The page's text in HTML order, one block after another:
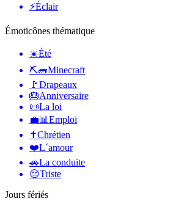
⚡Éclair
Émoticônes thématique
☀️Été
⛏🧱Minecraft
🚩Drapeaux
🎂Anniversaire
📜La loi
💼📊 Emploi
✝️Chrétien
❤️L´amour
🚗La conduite
😔Triste
Jours fériés